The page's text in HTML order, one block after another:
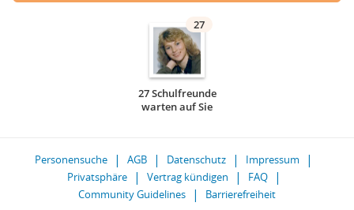
27
27 Schulfreunde
warten auf Sie
Personensuche AGB Datenschutz
Impressum
Privatsphäre
Vertrag kündigen
FAQ
Community Guidelines
Barrierefreiheit